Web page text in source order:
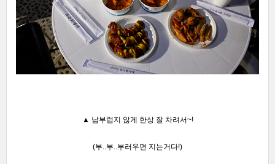
▲ 남부럽지 않게 한상 잘 차려서~!
(부..부..부러우면 지는거다!)